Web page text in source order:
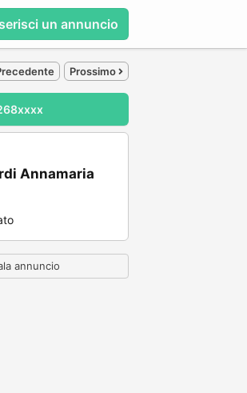
un annuncio
Prossimo
Annamaria
annuncio